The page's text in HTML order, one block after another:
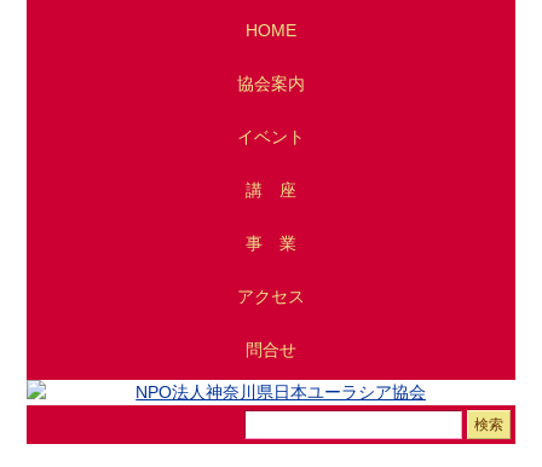
HOME
協会案内
イベント
講 座
事 業
アクセス
問合せ